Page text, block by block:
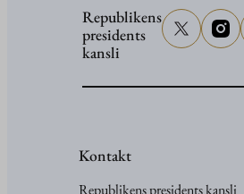
Republikens
presidents
kansli
Kontakt
Republikens presidents kansli